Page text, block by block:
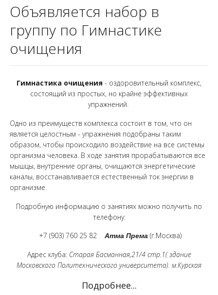
Объявляется набор в
группу по Гимнастике
очищения
Гимнастика очищения - оздоровительный комплекс,
состоящий из простых, но крайне эффективных
упражнений.
Одно из преимуществ комплекса состоит в том, что он
является целостным - упражнения подобраны таким
образом, чтобы происходило воздействие на все системы
организма человека. В ходе занятия прорабатываются все
мышцы, внутренние органы, очищаются энергетические
каналы, восстанавливается естественный ток энергии в
организме.
Подробную информацию о занятиях можно получить по
телефону:
+7 (903) 760 25 82 Атма Према(г.Москва)
Адрес клуба: Старая Басманная,21/4 стр.1( здание
Московского Политехнического университета). м.Курская
Подробнее...